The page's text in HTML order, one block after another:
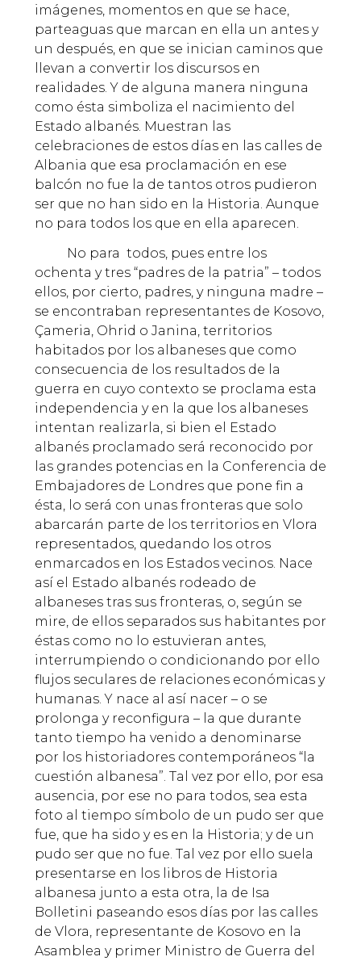
imágenes, momentos en que se hace,
parteaguas que marcan en ella un antes y
un después, en que se inician caminos que
llevan a convertir los discursos en
realidades. Y de alguna manera ninguna
como ésta simboliza el nacimiento del
Estado albanés. Muestran las
celebraciones de estos días en las calles de
Albania que esa proclamación en ese
balcón no fue la de tantos otros pudieron
ser que no han sido en la Historia. Aunque
no para todos los que en ella aparecen.
No para todos, pues entre los
ochenta y tres “padres de la patria” – todos
ellos, por cierto, padres, y ninguna madre –
se encontraban representantes de Kosovo,
Çameria, Ohrid o Janina, territorios
habitados por los albaneses que como
consecuencia de los resultados de la
guerra en cuyo contexto se proclama esta
independencia y en la que los albaneses
intentan realizarla, si bien el Estado
albanés proclamado será reconocido por
las grandes potencias en la Conferencia de
Embajadores de Londres que pone fin a
ésta, lo será con unas fronteras que solo
abarcarán parte de los territorios en Vlora
representados, quedando los otros
enmarcados en los Estados vecinos. Nace
así el Estado albanés rodeado de
albaneses tras sus fronteras, o, según se
mire, de ellos separados sus habitantes por
éstas como no lo estuvieran antes,
interrumpiendo o condicionando por ello
flujos seculares de relaciones económicas y
humanas. Y nace al así nacer – o se
prolonga y reconfigura – la que durante
tanto tiempo ha venido a denominarse
por los historiadores contemporáneos “la
cuestión albanesa”. Tal vez por ello, por esa
ausencia, por ese no para todos, sea esta
foto al tiempo símbolo de un pudo ser que
fue, que ha sido y es en la Historia; y de un
pudo ser que no fue. Tal vez por ello suela
presentarse en los libros de Historia
albanesa junto a esta otra, la de Isa
Bolletini paseando esos días por las calles
de Vlora, representante de Kosovo en la
Asamblea y primer Ministro de Guerra del